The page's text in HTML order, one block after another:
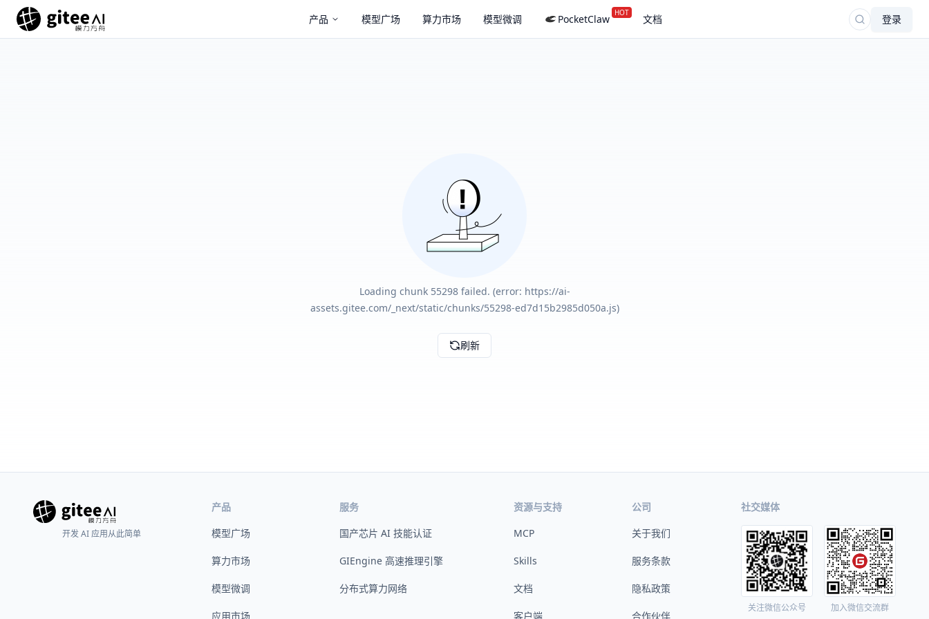
产品 模型广场 算力市场 模型微调 PocketClaw HOT 文档 登录
Loading chunk 55298 failed. (error: https://ai-
assets.gitee.com/_next/static/chunks/55298-ed7d15b2985d050a.js)
刷新
开发 AI 应用从此简单
产品
模型广场
算力市场
模型微调
应用市场
服务
国产芯片 AI 技能认证
GIEngine 高速推理引擎
分布式算力网络
资源与支持
MCP
Skills
文档
客户端
公司
关于我们
服务条款
隐私政策
合作伙伴
社交媒体
关注微信公众号 加入微信交流群